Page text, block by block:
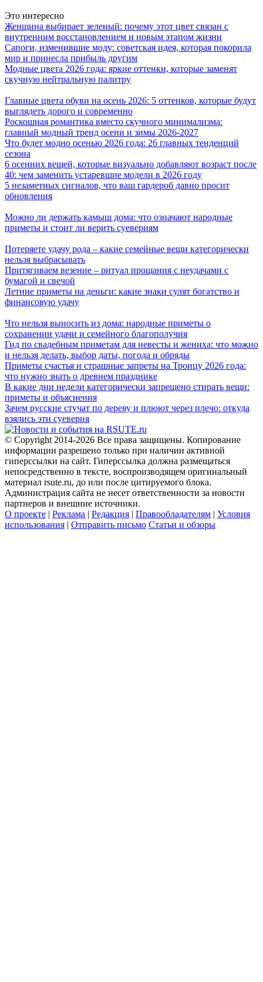
Это интересно
Женщина выбирает зеленый: почему этот цвет связан с
внутренним восстановлением и новым этапом жизни
Сапоги, изменившие моду: советская идея, которая покорила
мир и принесла прибыль другим
Модные цвета 2026 года: яркие оттенки, которые заменят
скучную нейтральную палитру
Главные цвета обуви на осень 2026: 5 оттенков, которые будут
выглядеть дорого и современно
Роскошная романтика вместо скучного минимализма:
главный модный тренд осени и зимы 2026-2027
Что будет модно осенью 2026 года: 26 главных тенденций
сезона
6 осенних вещей, которые визуально добавляют возраст после
40: чем заменить устаревшие модели в 2026 году
5 незаметных сигналов, что ваш гардероб давно просит
обновления
Можно ли держать камыш дома: что означают народные
приметы и стоит ли верить суевериям
Потеряете удачу рода – какие семейные вещи категорически
нельзя выбрасывать
Притягиваем везение – ритуал прощания с неудачами с
бумагой и свечой
Летние приметы на деньги: какие знаки сулят богатство и
финансовую удачу
Что нельзя выносить из дома: народные приметы о
сохранении удачи и семейного благополучия
Гид по свадебным приметам для невесты и жениха: что можно
и нельзя делать, выбор даты, погода и обряды
Приметы счастья и страшные запреты на Троицу 2026 года:
что нужно знать о древнем празднике
В какие дни недели категорически запрещено стирать вещи:
приметы и объяснения
Зачем русские стучат по дереву и плюют через плечо: откуда
взялись эти суеверия
© Copyright 2014-2026 Все права защищены. Копирование
информации разрешено только при наличии активной
гиперссылки на сайт. Гиперссылка должна размещаться
непосредственно в тексте, воспроизводящем оригинальный
материал rsute.ru, до или после цитируемого блока.
Администрация сайта не несет ответственности за новости
партнеров и внешние источники.
О проекте | Реклама | Редакция | Правообладателям | Условия
использования | Отправить письмо Статьи и обзоры